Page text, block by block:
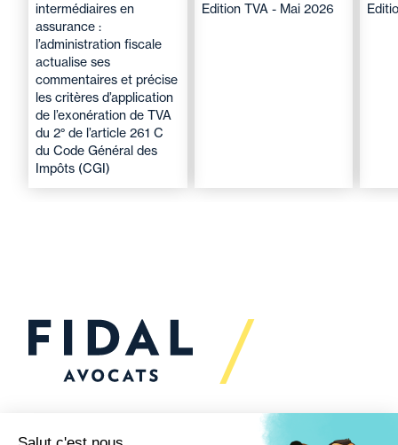
intermédiaires en
assurance :
l’administration fiscale
actualise ses
commentaires et précise
les critères d’application
de l’exonération de TVA
du 2° de l’article 261 C
du Code Général des
Impôts (CGI)
Edition TVA - Mai 2026
Vous souhaitez échanger